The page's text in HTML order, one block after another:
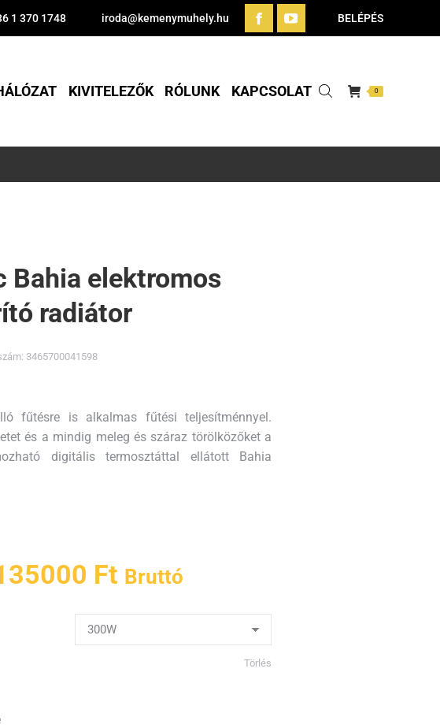
1 370 1748 iroda@kemenymuhely.hu BELÉPÉS
KIVITELEZŐK RÓLUNK KAPCSOLAT 0
Bahia elektromos
radiátor
3465700041598
fűtésre is alkalmas fűtési teljesítménnyel.
és a mindig meleg és száraz törölközőket a
digitális termosztáttal ellátott Bahia
Ft Bruttó
Törlés